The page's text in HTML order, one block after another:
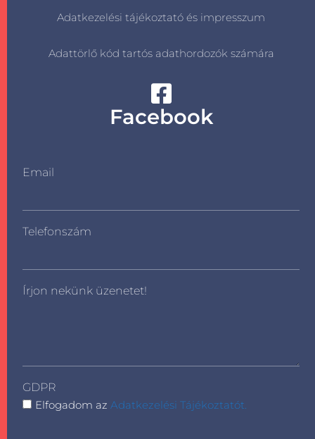
Adatkezelési tájékoztató és impresszum
Adattörlő kód tartós adathordozók számára
Facebook
Email
Telefonszám
Írjon nekünk üzenetet!
GDPR
Elfogadom azAdatkezelési Tájékoztatót.